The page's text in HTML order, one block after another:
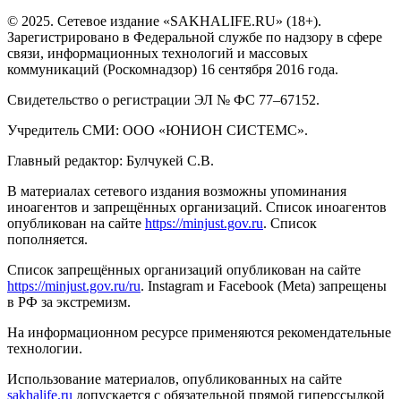
© 2025. Сетевое издание «SAKHALIFE.RU» (18+).
Зарегистрировано в Федеральной службе по надзору в сфере
связи, информационных технологий и массовых
коммуникаций (Роскомнадзор) 16 сентября 2016 года.
Свидетельство о регистрации ЭЛ № ФС 77–67152.
Учредитель СМИ: ООО «ЮНИОН СИСТЕМС».
Главный редактор: Булчукей С.В.
В материалах сетевого издания возможны упоминания
иноагентов и запрещённых организаций. Список иноагентов
опубликован на сайте https://minjust.gov.ru. Список
пополняется.
Список запрещённых организаций опубликован на сайте
https://minjust.gov.ru/ru. Instagram и Facebook (Metа) запрещены
в РФ за экстремизм.
На информационном ресурсе применяются рекомендательные
технологии.
Использование материалов, опубликованных на сайте
sakhalife.ru допускается с обязательной прямой гиперссылкой